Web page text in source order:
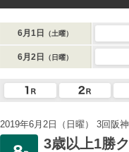
6月1日 （土曜）
6月2日 （日曜）
2019年6月2日（日曜） 3回阪神
3歳以上1勝